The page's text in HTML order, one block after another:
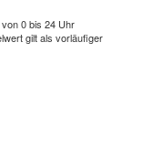
0 bis 24 Uhr
gilt als vorläufiger